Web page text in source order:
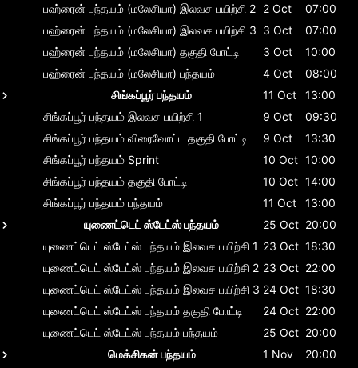
பஹ்ரைன் பந்தயம் (மலேசியா) இலவச பயிற்சி 2 2 Oct
07:00
பஹ்ரைன் பந்தயம் (மலேசியா) இலவச பயிற்சி 3 3 Oct
07:00
பஹ்ரைன் பந்தயம் (மலேசியா) தகுதி போட்டி 3 Oct
10:00
பஹ்ரைன் பந்தயம் (மலேசியா) பந்தயம் 4 Oct
08:00
சிங்கப்பூர் பந்தயம்
11 Oct
13:00
சிங்கப்பூர் பந்தயம் இலவச பயிற்சி 1 9 Oct
09:30
சிங்கப்பூர் பந்தயம் விரைவோட்ட தகுதி போட்டி 9 Oct
13:30
சிங்கப்பூர் பந்தயம் Sprint 10 Oct 10:00
சிங்கப்பூர் பந்தயம் தகுதி போட்டி 10 Oct 14:00
சிங்கப்பூர் பந்தயம் பந்தயம் 11 Oct
13:00
யுணைட்டெட் ஸ்டேட்ஸ் பந்தயம்
25 Oct 20:00
யுணைட்டெட் ஸ்டேட்ஸ் பந்தயம் இலவச பயிற்சி 1 23 Oct 18:30
யுணைட்டெட் ஸ்டேட்ஸ் பந்தயம் இலவச பயிற்சி 2 23 Oct 22:00
யுணைட்டெட் ஸ்டேட்ஸ் பந்தயம் இலவச பயிற்சி 3 24 Oct 18:30
யுணைட்டெட் ஸ்டேட்ஸ் பந்தயம் தகுதி போட்டி 24 Oct 22:00
யுணைட்டெட் ஸ்டேட்ஸ் பந்தயம் பந்தயம் 25 Oct 20:00
மெக்சிகன் பந்தயம்
1 Nov 20:00